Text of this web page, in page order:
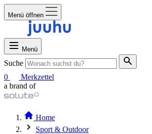
Menü öffnen
Menü
Suche
0
Merkzettel
a brand of
Home
Sport & Outdoor